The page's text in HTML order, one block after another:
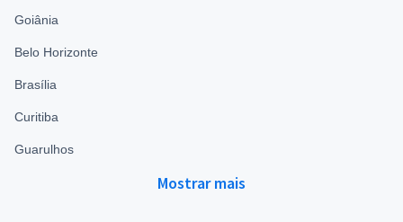
Goiânia
Belo Horizonte
Brasília
Curitiba
Guarulhos
Mostrar mais